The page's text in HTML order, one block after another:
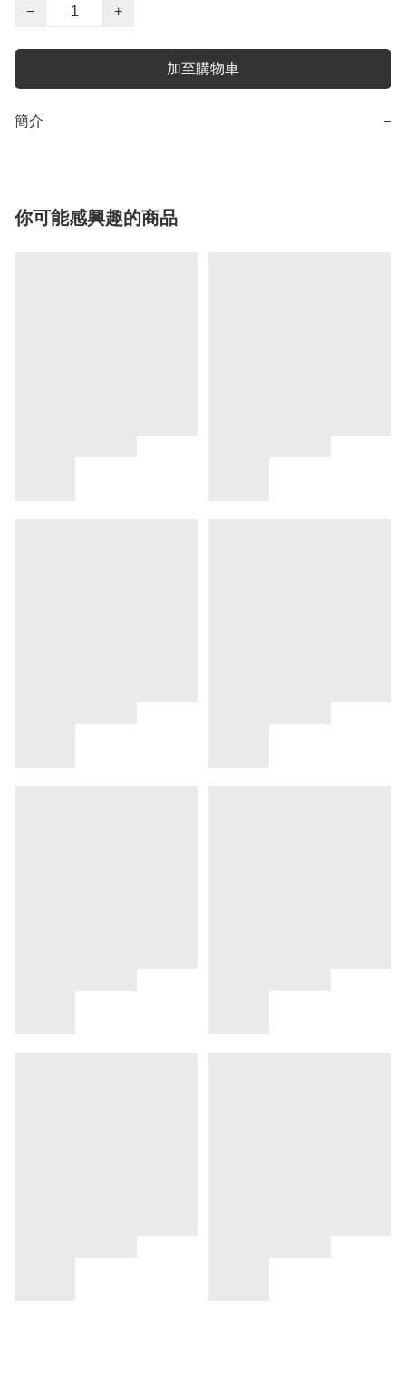
−
+
加至購物車
簡介 −
你可能感興趣的商品